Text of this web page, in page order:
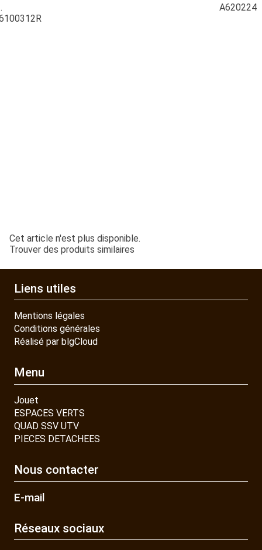
A620224
Cet article n'est plus disponible.
Trouver des produits similaires
Liens utiles
Mentions légales
Conditions générales
Réalisé par blgCloud
Menu
Jouet
ESPACES VERTS
QUAD SSV UTV
PIECES DETACHEES
Nous contacter
E-mail
Réseaux sociaux